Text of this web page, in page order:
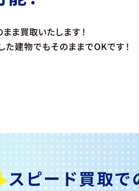
スピード買取で